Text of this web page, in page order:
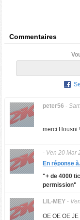
Commentaires
peter56 -
merci Housni
- Ven 20 Mar
En réponse
"+ de 4000
permission"
LIL-MEY-
OE OE OE